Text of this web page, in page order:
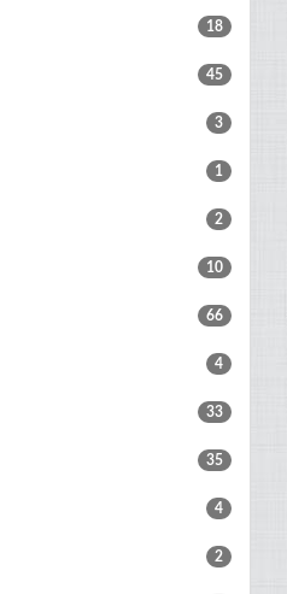
18
45
3
1
2
10
66
4
33
35
4
2